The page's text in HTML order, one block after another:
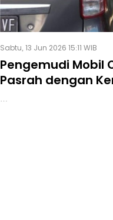
Sabtu, 13 Jun 2026 15:11 WIB
Pengemudi Mobil
Pasrah dengan
…